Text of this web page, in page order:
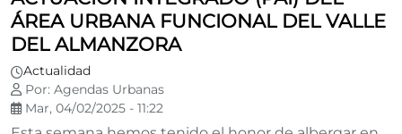
ÁREA URBANA FUNCIONAL DEL VALLE
DEL ALMANZORA
Actualidad
Por: Agendas Urbanas
Mar, 04/02/2025 - 11:22